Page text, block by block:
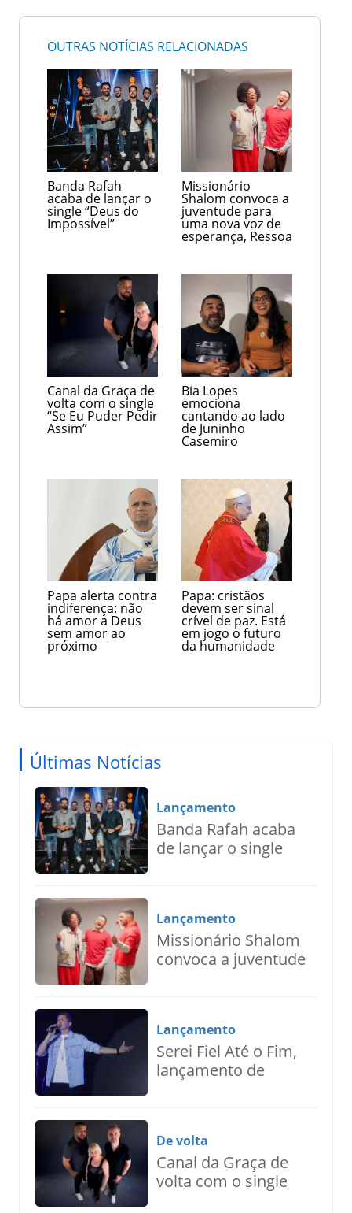
OUTRAS NOTÍCIAS RELACIONADAS
Banda Rafah
acaba de lançar o
single “Deus do
Impossível”
Missionário
Shalom convoca a
juventude para
uma nova voz de
esperança, Ressoa
Canal da Graça de
volta com o single
“Se Eu Puder Pedir
Assim”
Bia Lopes
emociona
cantando ao lado
de Juninho
Casemiro
Papa alerta contra
indiferença: não
há amor a Deus
sem amor ao
próximo
Papa: cristãos
devem ser sinal
crível de paz. Está
em jogo o futuro
da humanidade
Últimas Notícias
Lançamento
Banda Rafah acaba
de lançar o single
Lançamento
Missionário Shalom
convoca a juventude
Lançamento
Serei Fiel Até o Fim,
lançamento de
De volta
Canal da Graça de
volta com o single